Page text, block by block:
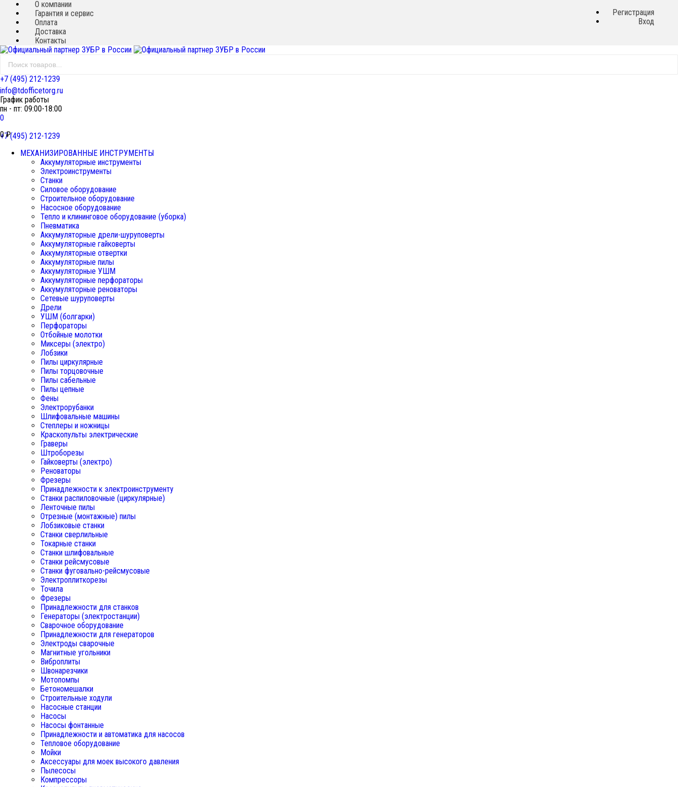
О компании
Гарантия и сервис
Оплата
Доставка
Контакты
Регистрация
Вход
+7 (495) 212-1239
info@tdofficetorg.ru
График работы
пн - пт: 09:00-18:00
0
0₽
+7 (495) 212-1239
МЕХАНИЗИРОВАННЫЕ ИНСТРУМЕНТЫ
Аккумуляторные инструменты
Электроинструменты
Станки
Силовое оборудование
Строительное оборудование
Насосное оборудование
Тепло и клининговое оборудование (уборка)
Пневматика
Аккумуляторные дрели-шуруповерты
Аккумуляторные гайковерты
Аккумуляторные отвертки
Аккумуляторные пилы
Аккумуляторные УШМ
Аккумуляторные перфораторы
Аккумуляторные реноваторы
Сетевые шуруповерты
Дрели
УШМ (болгарки)
Перфораторы
Отбойные молотки
Миксеры (электро)
Лобзики
Пилы циркулярные
Пилы торцовочные
Пилы сабельные
Пилы цепные
Фены
Электрорубанки
Шлифовальные машины
Степлеры и ножницы
Краскопульты электрические
Граверы
Штроборезы
Гайковерты (электро)
Реноваторы
Фрезеры
Принадлежности к электроинструменту
Станки распиловочные (циркулярные)
Ленточные пилы
Отрезные (монтажные) пилы
Лобзиковые станки
Станки сверлильные
Токарные станки
Станки шлифовальные
Станки рейсмусовые
Станки фуговально-рейсмусовые
Электроплиткорезы
Точила
Фрезеры
Принадлежности для станков
Генераторы (электростанции)
Сварочное оборудование
Принадлежности для генераторов
Электроды сварочные
Магнитные угольники
Виброплиты
Швонарезчики
Мотопомпы
Бетономешалки
Строительные ходули
Насосные станции
Насосы
Насосы фонтанные
Принадлежности и автоматика для насосов
Тепловое оборудование
Мойки
Аксессуары для моек высокого давления
Пылесосы
Компрессоры
Новинка!
Новинка!